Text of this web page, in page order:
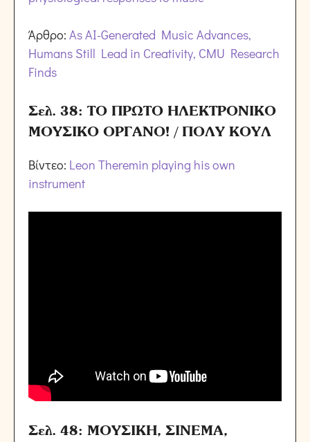
Άρθρο:As AI-Generated Music Advances,
Humans Still Lead in Creativity, CMU Research
Finds
Σελ. 38: ΤΟ ΠΡΩΤΟ ΗΛΕΚΤΡΟΝΙΚΟ
ΜΟΥΣΙΚΟ ΟΡΓΑΝΟ! / ΠΟΛΥ ΚΟΥΛ
Βίντεο: Leon Theremin playing his own
instrument
Σελ. 48: ΜΟΥΣΙΚΗ, ΣΙΝΕΜΑ,